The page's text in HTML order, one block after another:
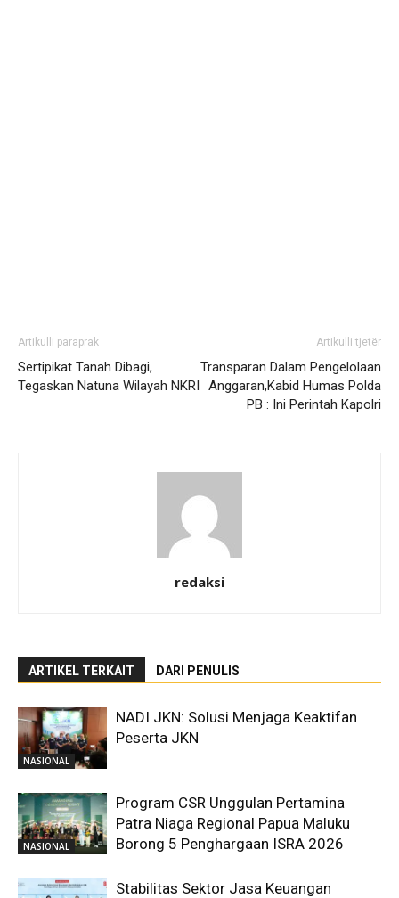
Artikulli paraprak
Sertipikat Tanah Dibagi,
Tegaskan Natuna Wilayah NKRI
Artikulli tjetër
Transparan Dalam Pengelolaan
Anggaran,Kabid Humas Polda
PB : Ini Perintah Kapolri
redaksi
ARTIKEL TERKAIT DARI PENULIS
NASIONAL
NADI JKN: Solusi Menjaga Keaktifan
Peserta JKN
NASIONAL
Program CSR Unggulan Pertamina
Patra Niaga Regional Papua Maluku
Borong 5 Penghargaan ISRA 2026
Stabilitas Sektor Jasa Keuangan